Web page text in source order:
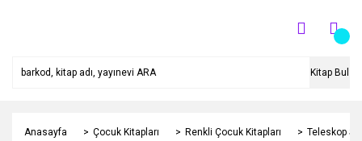
Kitap Bul
Anasayfa Çocuk Kitapları Renkli Çocuk Kitapları Teleskop